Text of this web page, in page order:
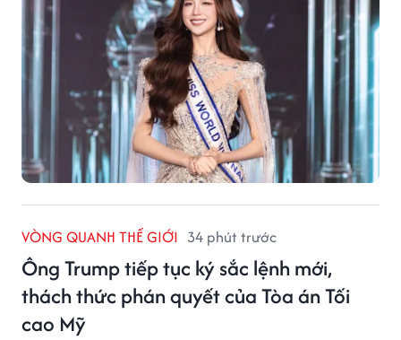
VÒNG QUANH THẾ GIỚI 34 phút trước
Ông Trump tiếp tục ký sắc lệnh mới,
thách thức phán quyết của Tòa án Tối
cao Mỹ